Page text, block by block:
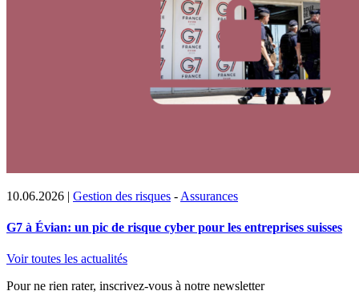
10.06.2026 | Gestion des risques - Assurances
G7 à Évian: un pic de risque cyber pour les entreprises suisses
Voir toutes les actualités
Pour ne rien rater, inscrivez-vous à notre newsletter